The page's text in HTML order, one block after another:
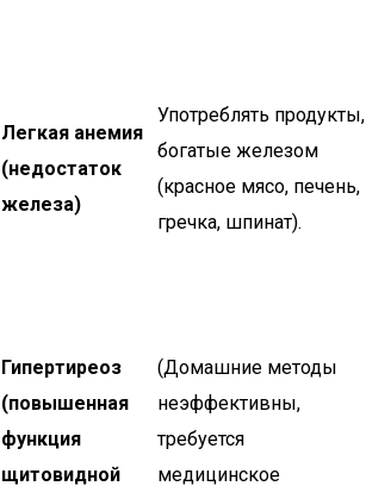
Легкая анемия
(недостаток
железа)
Употреблять продукты,
богатые железом
(красное мясо, печень,
гречка, шпинат).
Гипертиреоз
(повышенная
функция
щитовидной
(Домашние методы
неэффективны,
требуется
медицинское